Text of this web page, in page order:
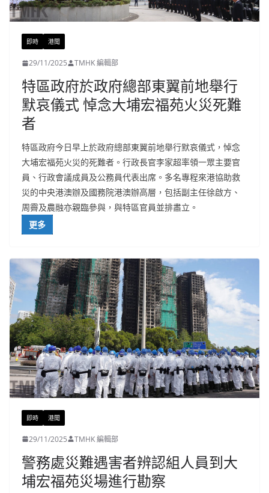
即時 港聞
29/11/2025 TMHK 編輯部
特區政府於政府總部東翼前地舉行
默哀儀式 悼念大埔宏福苑火災死難
者
特區政府今日早上於政府總部東翼前地舉行默哀儀式，悼念
大埔宏福苑火災的死難者。行政長官李家超率領一眾主要官
員、行政會議成員及公務員代表出席。多名專程來港協助救
災的中央港澳辦及國務院港澳辦高層，包括副主任徐啟方、
周霽及農融亦親臨參與，與特區官員並排肅立。
更多
即時 港聞
29/11/2025 TMHK 編輯部
警務處災難遇害者辨認組人員到大
埔宏福苑災場進行勘察